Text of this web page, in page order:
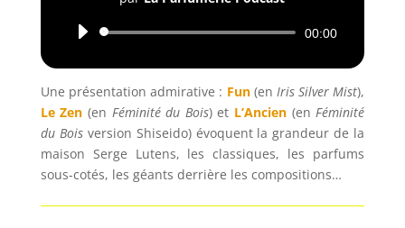
Lecteur
00:00
Une présentation admirative : Fun(en Iris Silver Mist),
Le Zen (en Féminité du Bois) et L’Ancien (enFéminité
du Bois version Shiseido) évoquent la grandeur de la
maison Serge Lutens, les classiques, les parfums
sous-cotés, les géants derrière les compositions…